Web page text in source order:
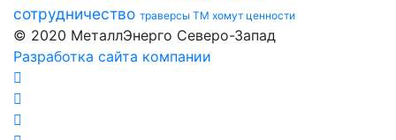
сотрудничество траверсы ТМ хомут ценности
© 2020 МеталлЭнерго Северо-Запад
Разработка сайта компании